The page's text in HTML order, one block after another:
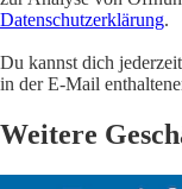
Datenschutzerklärung.
Du kannst dich
in der E-Mail
Weitere